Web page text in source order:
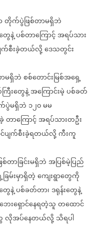
တိုက်ပွဲဖြစ်တာမရှိဘဲ
ေနဲ့ပစ်တာကြောင့်အရပ်သား
က်စီးခဲ့တယ်လို့ဒေသတွင်း
မရှိဘဲစစ်တောင်းမြစ်အရှေ့
းတွေနဲ့အကြောင်းမဲ့ပစ်ခတ်
မရှိဘဲ ၁၂၀မမ
တာကြောင့်အရပ်သားတဦး
ပျက်စီးခဲ့ရတယ်လို့ကီးကူ
တာခြင်းမရှိဘဲအပြစ်မဲ့ပြည်
ြမ်းမှာရှိတဲ့ကျေးရွာတွေကို
ေနဲ့ပစ်ခတ်တာ၊ဒရုန်းတွေနဲ့
ေးရှောင်နေရတဲ့သူတထောင်
လိုအပ်နေတယ်လို့သိရပါ